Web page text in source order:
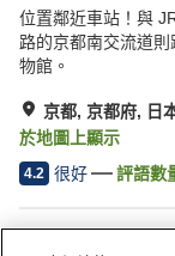
位置鄰近車站！與
路的京都南交流道
物館。
京都, 京都府, 日
於地圖上顯示
4.2 很好 評語數